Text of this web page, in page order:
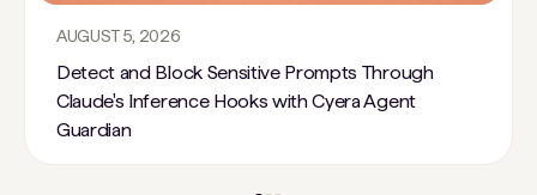
AUGUST 5, 2026
Detect and Block Sensitive Prompts Through
Claude's Inference Hooks with Cyera Agent
Guardian